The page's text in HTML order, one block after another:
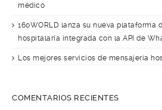
médico
160WORLD lanza su nueva plataforma
hospitalaria integrada con la API de
Los mejores servicios de mensajería
COMENTARIOS RECIENTES